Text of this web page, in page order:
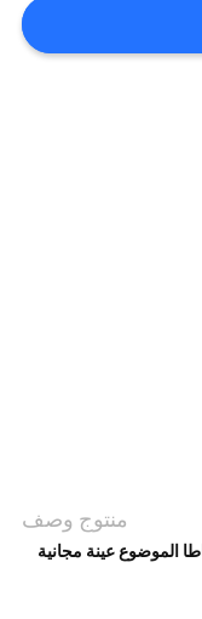
منتوج وصف
الموضوع عينة مجانية